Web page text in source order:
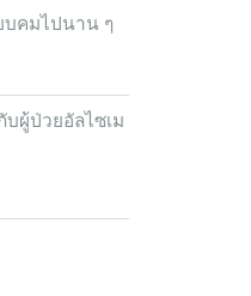
บคมไปนาน ๆ
ผู้ป่วยอัลไซเม